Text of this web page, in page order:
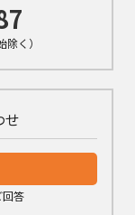
く）
せ
答